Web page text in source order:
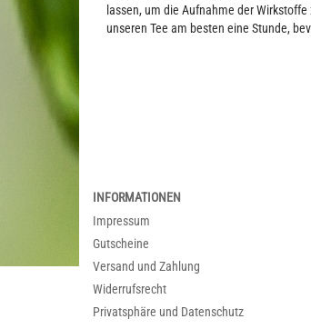
lassen, um die Aufnahme der
unseren Tee am besten eine Stunde,
INFORMATIONEN
Impressum
Gutscheine
Versand und Zahlung
Widerrufsrecht
Privatsphäre und Datenschutz